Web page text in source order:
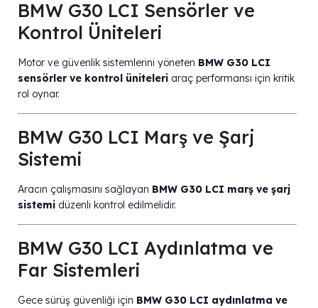
BMW G30 LCI Sensörler ve
Kontrol Üniteleri
Motor ve güvenlik sistemlerini yöneten BMW G30 LCI
sensörler ve kontrol üniteleri araç performansı için kritik
rol oynar.
BMW G30 LCI Marş ve Şarj
Sistemi
Aracın çalışmasını sağlayan BMW G30 LCI marş ve şarj
sistemi düzenli kontrol edilmelidir.
BMW G30 LCI Aydınlatma ve
Far Sistemleri
Gece sürüş güvenliği için BMW G30 LCI aydınlatma ve